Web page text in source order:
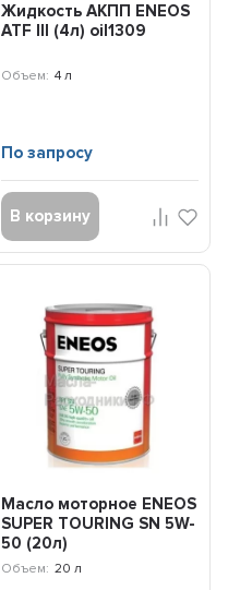
Жидкость АКПП ENEOS
ATF III (4л) oil1309
Объем: 4 л
По запросу
В корзину
Масло моторное ENEOS
SUPER TOURING SN 5W-
50 (20л)
8809478941752
Объем: 20 л